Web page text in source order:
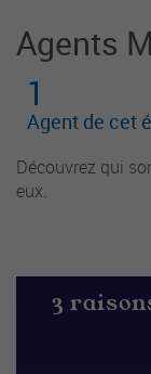
Agents
1
Agent de cet
Découvrez qui
eux.
3